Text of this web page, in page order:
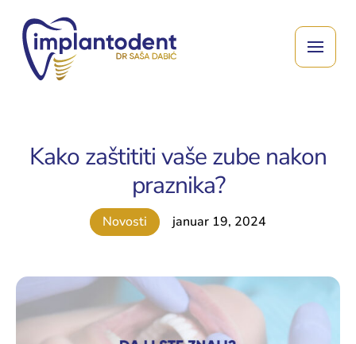
Kako zaštititi vaše zube nakon
praznika?
Novosti januar 19, 2024